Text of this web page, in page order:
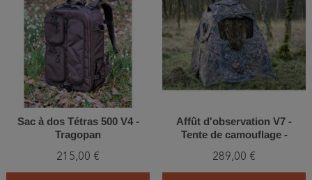
Sac à dos Tétras 500 V4 -
Tragopan
215,00 €
Affût d'observation V7 -
Tente de camouflage -
289,00 €